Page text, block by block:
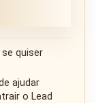
quiser
ajudar
o Lead